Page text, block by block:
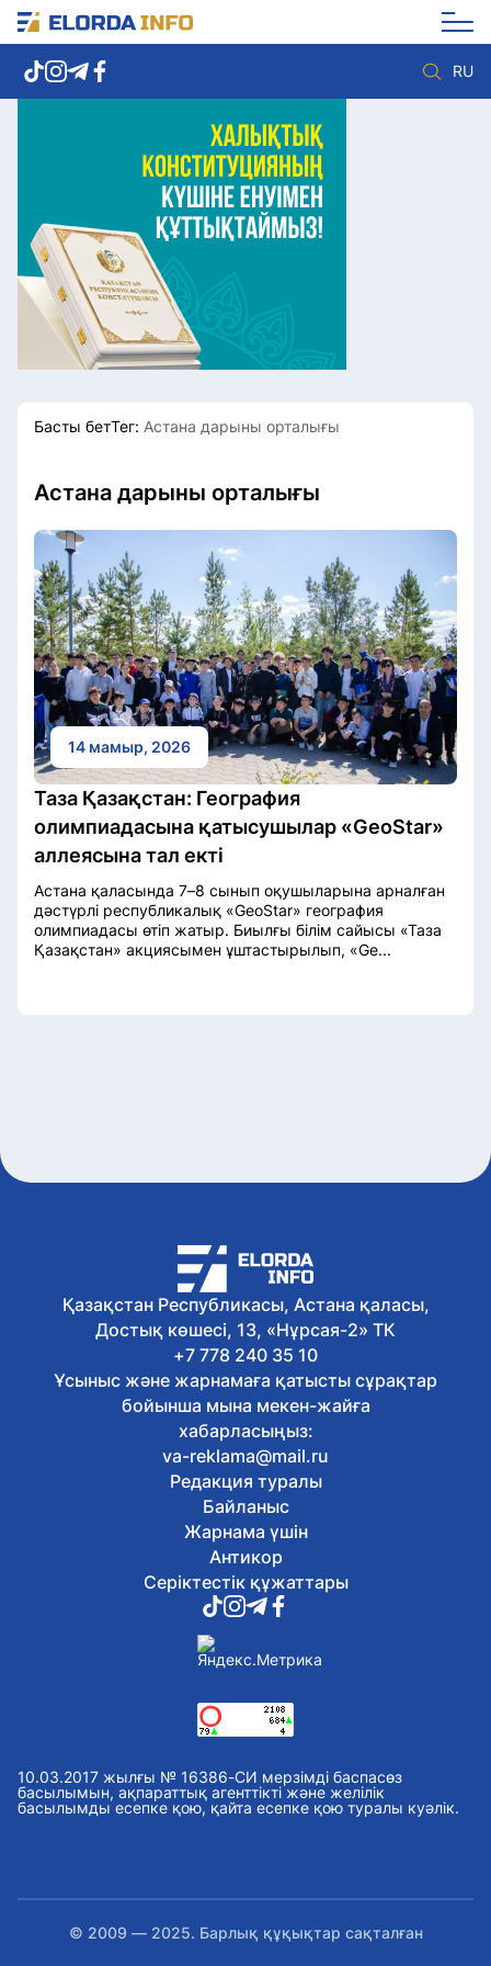
RU
Елорда жаңалықтары
Көзқарас
Саясат
Видео
Әлеумет
Экономика
Спорт
Мәдениет
Басты бетТег: Астана дарыны орталығы
Астана дарыны орталығы
14 мамыр, 2026
Таза Қазақстан: География
олимпиадасына қатысушылар «GeoStar»
аллеясына тал екті
Астана қаласында 7–8 сынып оқушыларына арналған
дәстүрлі республикалық «GeoStar» география
олимпиадасы өтіп жатыр. Биылғы білім сайысы «Таза
Қазақстан» акциясымен ұштастырылып, «Ge...
Қазақстан Республикасы, Астана қаласы,
Достық көшесі, 13, «Нұрсая-2» ТК
+7 778 240 35 10
Ұсыныс және жарнамаға қатысты сұрақтар
бойынша мына мекен-жайға
хабарласыңыз:
va-reklama@mail.ru
Редакция туралы
Байланыс
Жарнама үшін
Антикор
Серіктестік құжаттары
10.03.2017 жылғы № 16386-СИ мерзімді баспасөз
басылымын, ақпараттық агенттікті және желілік
басылымды есепке қою, қайта есепке қою туралы куәлік.
© 2009 — 2025. Барлық құқықтар сақталған